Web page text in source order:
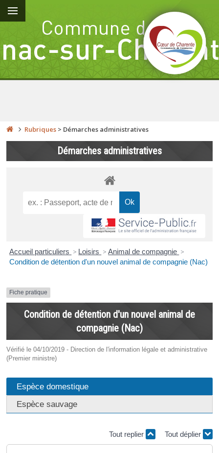
Rubriques > Démarches administratives
Démarches administratives
Accueil particuliers > Loisirs > Animal de compagnie >
Condition de détention d'un nouvel animal de compagnie (Nac)
Fiche pratique
Condition de détention d'un nouvel animal de
compagnie (Nac)
Vérifié le 04/10/2019 - Direction de l'information légale et administrative
(Premier ministre)
Espèce domestique
Espèce sauvage
Tout replier Tout déplier